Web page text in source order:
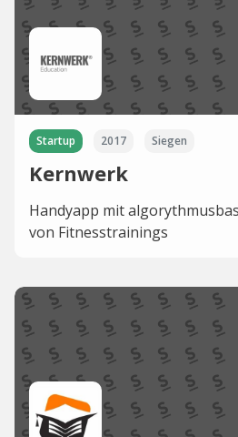
Startup 2017 Siegen
Kernwerk
Handyapp mit
von Fitnesstrainings